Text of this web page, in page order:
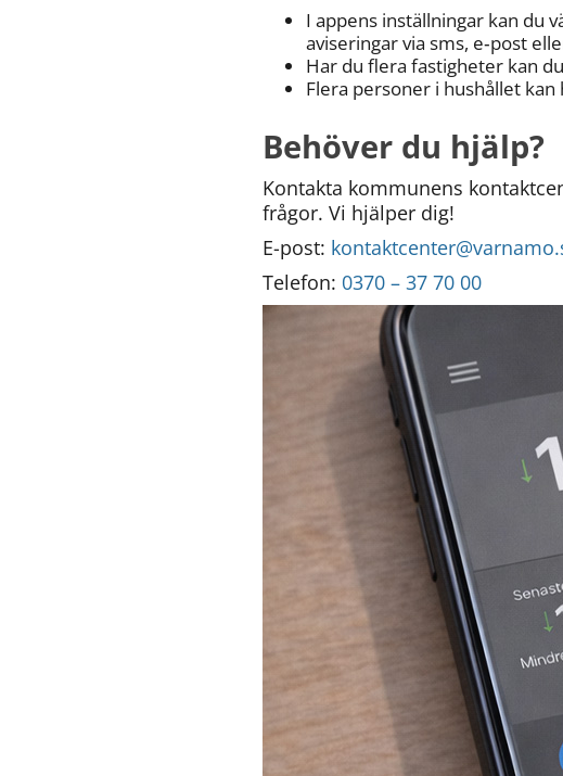
I appens inställningar kan du
aviseringar via sms, e‑post
Har du flera fastigheter kan
Flera personer i hushållet
Behöver du hjälp?
Kontakta kommunens
frågor. Vi hjälper dig!
E-post:
Telefon: 0370 – 37 70 00